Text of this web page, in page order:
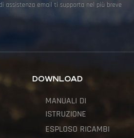
assistenza email ti supporta nel più breve
DOWNLOAD
MANUALI DI
ISTRUZIONE
ESPLOSO RICAMBI